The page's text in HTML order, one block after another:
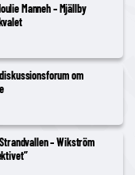
Manneh – Mjällby
om
– Wikström